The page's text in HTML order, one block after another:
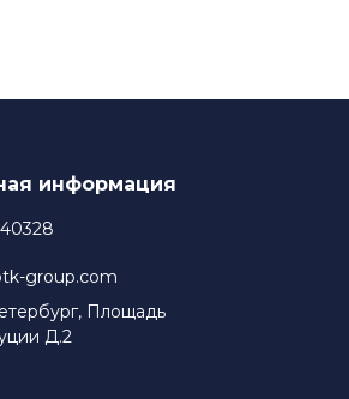
информация
group.com
Площадь
Д.2